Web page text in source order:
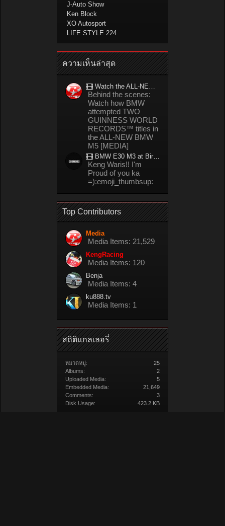
J-Auto Show
Ken Block
XO Autosport
LIFE STYLE 224
ความเห็นล่าสุด
Watch the ALL-NEW BMW M5 refuel mid-drift to take TWO GUINNESS WORLD RECORDS™ titles
Behind the scenes:
Watch how BMW
attempted TWO
GUINNESS WORLD
RECORDS™ titles in
the ALL-NEW BMW
M5 [MEDIA]
BMW E30 M3 at Bira circuit Thailand in 02/2008
Keng Waris!! I'm
Proud of you ka
=):emoji_thumbsup:
Top Contributors
Media
Media Items: 21,529
KengRacing
Media Items: 120
Benja
Media Items: 4
ku888.tv
Media Items: 1
สถิติแกลเลอรี่
หมวดหมู่:
25
Albums:
2
Uploaded Media:
5
Embedded Media:
21,649
Comments:
3
Disk Usage:
423.2 KB